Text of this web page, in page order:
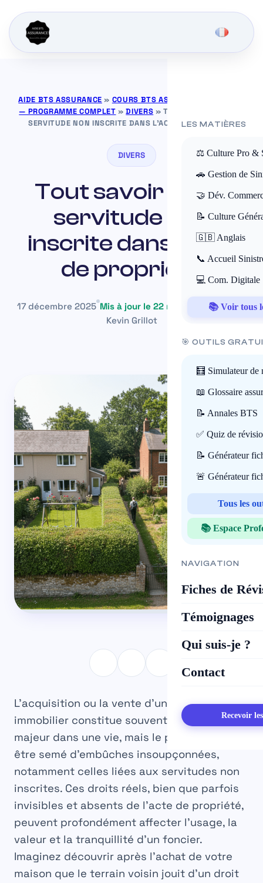
LES MATIÈRES
⚖️ Culture Pro &
🚗 Gestion de
🤝 Dév.
📝 Culture
🇬🇧 Anglais
📞 Accueil
💻 Com. Digitale
📚 Voir tous
🎯 OUTILS
🧮 Simulateur de
📖 Glossaire
📝 Annales BTS
✅ Quiz de
📝 Générateur
🚨 Générateur
Tous les
📚 Espace
NAVIGATION
Fiches de
Témoignages
Qui suis-je ?
Contact
Recevoir
AIDE BTS ASSURANCE » COURS BTS ASSURANCE GRATUITS
— PROGRAMME COMPLET »DIVERS »TOUT SAVOIR SUR LA
SERVITUDE NON INSCRITE DANS L’ACTE DE PROPRIÉTÉ
DIVERS
Tout savoir sur la
servitude non
inscrite dans l’acte
de propriété
17 décembre 2025 Mis à jour le 22 mai 2026
~43 min
Kevin Grillot
L’acquisition ou la vente d’un bien
immobilier constitue souvent un jalon
majeur dans une vie, mais le parcours peut
être semé d’embûches insoupçonnées,
notamment celles liées aux servitudes non
inscrites. Ces droits réels, bien que parfois
invisibles et absents de l’acte de propriété,
peuvent profondément affecter l’usage, la
valeur et la tranquillité d’un foncier.
Imaginez découvrir après l’achat de votre
maison que le terrain voisin jouit d’un droit